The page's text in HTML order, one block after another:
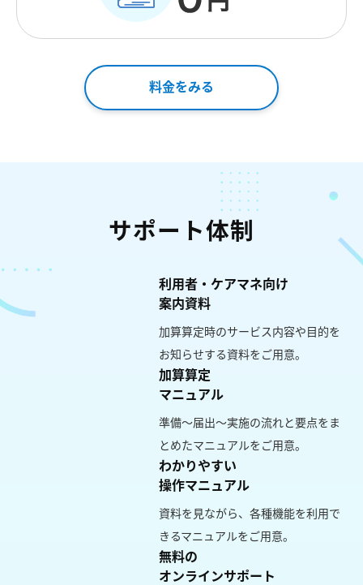
料金をみる
サポート体制
利用者・ケアマネ向け
案内資料
加算算定時のサービス内容や目的を
お知らせする資料をご用意。
加算算定
マニュアル
準備～届出～実施の流れと要点をま
とめたマニュアルをご用意。
わかりやすい
操作マニュアル
資料を見ながら、各種機能を利用で
きるマニュアルをご用意。
無料の
オンラインサポート